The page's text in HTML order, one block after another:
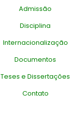
Admissão
Disciplina
Internacionalização
Documentos
Teses e Dissertações
Contato